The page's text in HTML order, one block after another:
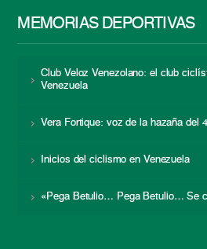
MEMORIAS DEPORTIVAS
Club Veloz Venezolano: el club
Venezuela
Vera Fortique: voz de la hazaña del
Inicios del ciclismo en Venezuela
«Pega Betulio… Pega Betulio… Se